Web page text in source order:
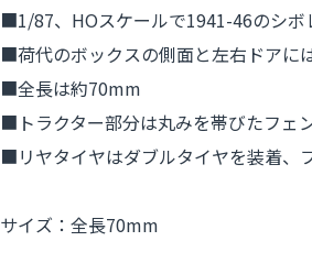
■1/87、HOスケールで1941-46のシボ
■荷代のボックスの側面と左右ドアに
■全長は約70mm
■トラクター部分は丸みを帯びたフェ
■リヤタイヤはダブルタイヤを装着、
サイズ：全長70mm